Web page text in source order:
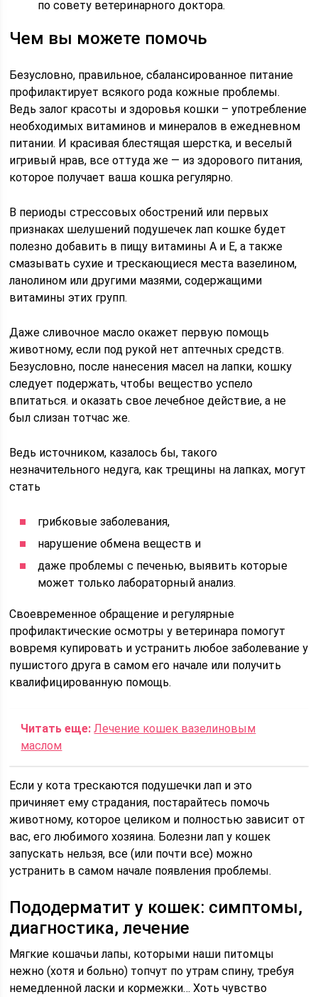
по совету ветеринарного доктора.
Чем вы можете помочь
Безусловно, правильное, сбалансированное питание
профилактирует всякого рода кожные проблемы.
Ведь залог красоты и здоровья кошки – употребление
необходимых витаминов и минералов в ежедневном
питании. И красивая блестящая шерстка, и веселый
игривый нрав, все оттуда же — из здорового питания,
которое получает ваша кошка регулярно.
В периоды стрессовых обострений или первых
признаках шелушений подушечек лап кошке будет
полезно добавить в пищу витамины А и Е, а также
смазывать сухие и трескающиеся места вазелином,
ланолином или другими мазями, содержащими
витамины этих групп.
Даже сливочное масло окажет первую помощь
животному, если под рукой нет аптечных средств.
Безусловно, после нанесения масел на лапки, кошку
следует подержать, чтобы вещество успело
впитаться. и оказать свое лечебное действие, а не
был слизан тотчас же.
Ведь источником, казалось бы, такого
незначительного недуга, как трещины на лапках, могут
стать
грибковые заболевания,
нарушение обмена веществ и
даже проблемы с печенью, выявить которые
может только лабораторный анализ.
Своевременное обращение и регулярные
профилактические осмотры у ветеринара помогут
вовремя купировать и устранить любое заболевание у
пушистого друга в самом его начале или получить
квалифицированную помощь.
Читать еще: Лечение кошек вазелиновым
маслом
Если у кота трескаются подушечки лап и это
причиняет ему страдания, постарайтесь помочь
животному, которое целиком и полностью зависит от
вас, его любимого хозяина. Болезни лап у кошек
запускать нельзя, все (или почти все) можно
устранить в самом начале появления проблемы.
Пододерматит у кошек: симптомы,
диагностика, лечение
Мягкие кошачьи лапы, которыми наши питомцы
нежно (хотя и больно) топчут по утрам спину, требуя
немедленной ласки и кормежки… Хоть чувство